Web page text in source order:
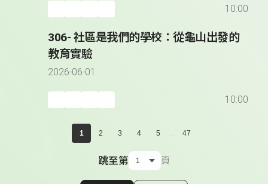
10:00
306- 社區是我們的學校：從龜山出發的
教育實驗
2026-06-01
10:00
1 2 3 4 5 ... 47
跳至第 頁